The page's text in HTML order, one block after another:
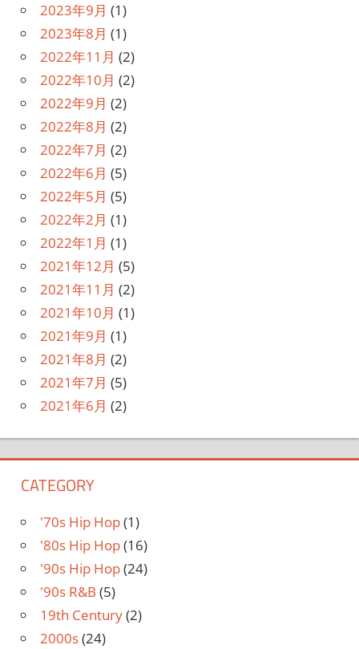
2023年9月 (1)
2023年8月 (1)
2022年11月 (2)
2022年10月 (2)
2022年9月 (2)
2022年8月 (2)
2022年7月 (2)
2022年6月 (5)
2022年5月 (5)
2022年2月 (1)
2022年1月 (1)
2021年12月 (5)
2021年11月 (2)
2021年10月 (1)
2021年9月 (1)
2021年8月 (2)
2021年7月 (5)
2021年6月 (2)
CATEGORY
'70s Hip Hop(1)
'80s Hip Hop(16)
'90s Hip Hop(24)
'90s R&B (5)
19th Century(2)
2000s(24)